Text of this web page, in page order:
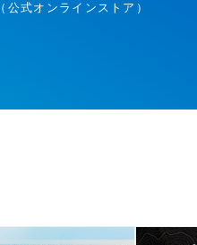
（公式オンラインストア）